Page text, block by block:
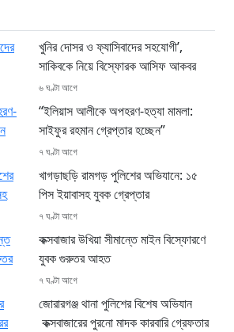
খুনির দোসর ও ফ্যাসিবাদের সহযোগী’,
সাকিবকে নিয়ে বিস্ফোরক আসিফ আকবর
৬ ঘণ্টা আগে
“ইলিয়াস আলীকে অপহরণ-হত্যা মামলা:
সাইফুর রহমান গ্রেপ্তার হচ্ছেন”
৭ ঘণ্টা আগে
খাগড়াছড়ি রামগড় পুলিশের অভিযানে: ১৫
পিস ইয়াবাসহ যুবক গ্রেপ্তার
৭ ঘণ্টা আগে
কক্সবাজার উখিয়া সীমান্তে মাইন বিস্ফোরণে
যুবক গুরুতর আহত
৭ ঘণ্টা আগে
জোরারগঞ্জ থানা পুলিশের বিশেষ অভিযান
কক্সবাজারের পুরনো মাদক কারবারি গ্রেফতার